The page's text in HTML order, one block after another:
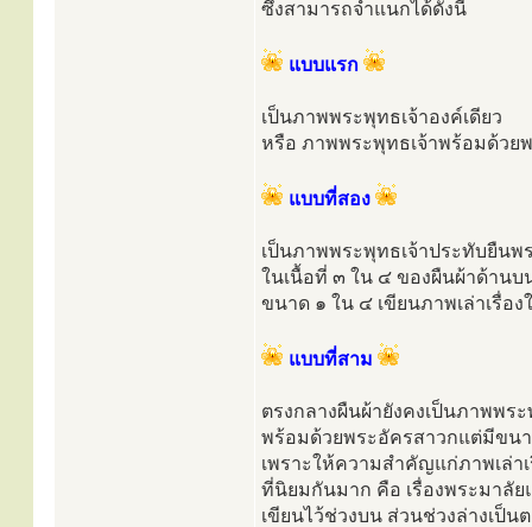
ซึ่งสามารถจำแนกได้ดังนี้
แบบแรก
เป็นภาพพระพุทธเจ้าองค์เดียว
หรือ ภาพพระพุทธเจ้าพร้อมด้วย
แบบที่สอง
เป็นภาพพระพุทธเจ้าประทับยืนพ
ในเนื้อที่ ๓ ใน ๔ ของผืนผ้าด้านบ
ขนาด ๑ ใน ๔ เขียนภาพเล่าเรื่อ
แบบที่สาม
ตรงกลางผืนผ้ายังคงเป็นภาพพร
พร้อมด้วยพระอัครสาวกแต่มีขน
เพราะให้ความสำคัญแก่ภาพเล่า
ที่นิยมกันมาก คือ เรื่องพระมาลั
เขียนไว้ช่วงบน ส่วนช่วงล่างเป็